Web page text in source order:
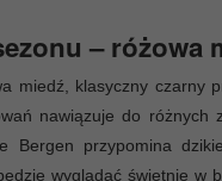
– różowa
miedź, klasyczny
nawiązuje do
Bergen przypomina
wyglądać świetnie w